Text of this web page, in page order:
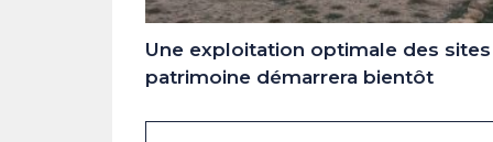
Une exploitation optimale des
patrimoine démarrera bientôt